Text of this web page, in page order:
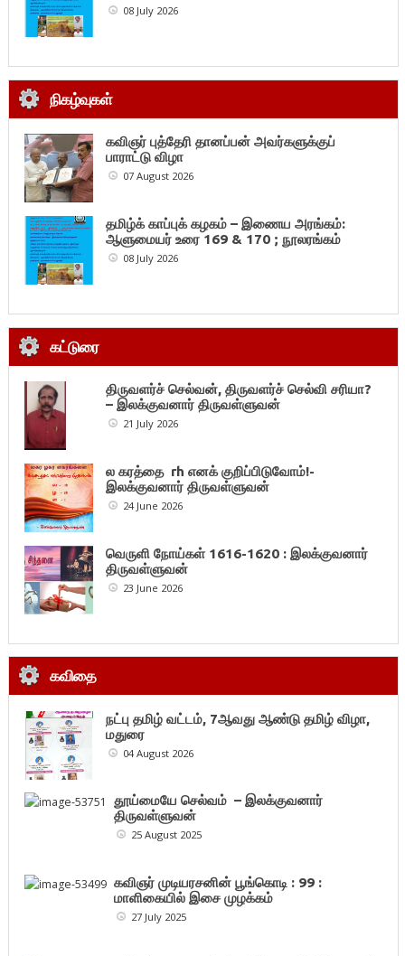
08 July 2026
நிகழ்வுகள்
கவிஞர் புத்தேரி தானப்பன் அவர்களுக்குப்
பாராட்டு விழா
07 August 2026
தமிழ்க் காப்புக் கழகம் – இணைய அரங்கம்:
ஆளுமையர் உரை 169 & 170 ; நூலரங்கம்
08 July 2026
கட்டுரை
திருவளர்ச் செல்வன், திருவளர்ச் செல்வி சரியா?
– இலக்குவனார் திருவள்ளுவன்
21 July 2026
ல கரத்தை rh எனக் குறிப்பிடுவோம்!-
இலக்குவனார் திருவள்ளுவன்
24 June 2026
வெருளி நோய்கள் 1616-1620 : இலக்குவனார்
திருவள்ளுவன்
23 June 2026
கவிதை
நட்பு தமிழ் வட்டம், 7ஆவது ஆண்டு தமிழ் விழா,
மதுரை
04 August 2026
தூய்மையே செல்வம் – இலக்குவனார்
திருவள்ளுவன்
25 August 2025
கவிஞர் முடியரசனின் பூங்கொடி : 99 :
மாளிகையில் இசை முழக்கம்
27 July 2025